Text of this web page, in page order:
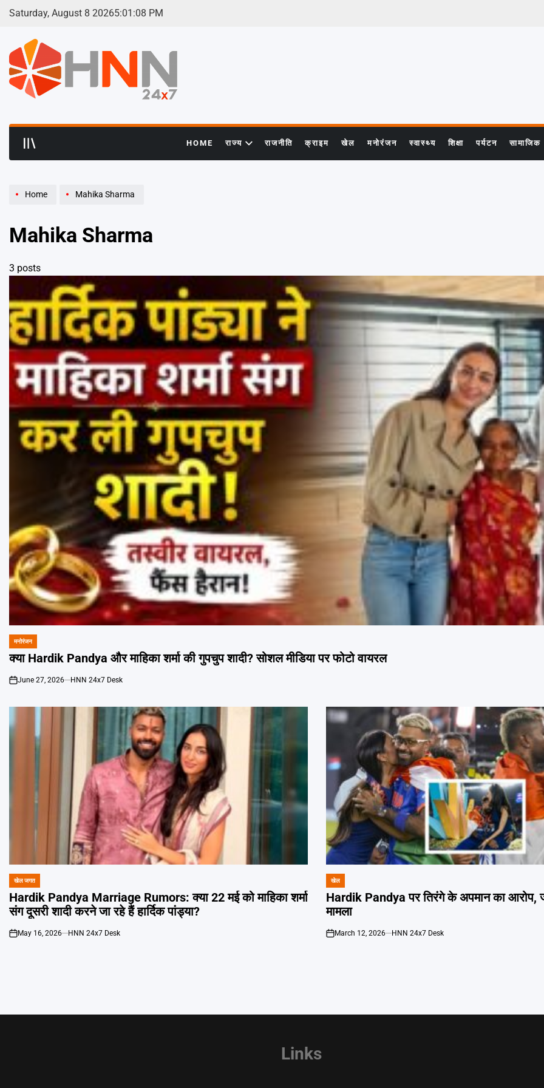
Skip
Saturday, August 8 20265:01 :09 PM
HOME राज्य राजनीति क्राइम खेल मनोरंजन स्वास्थ्य शिक्षा पर्यटन सामाजिक
Home Mahika Sharma
Mahika Sharma
3 posts
POSTED
IN
मनोरंजन
क्या Hardik Pandya और माहिका शर्मा की गुपचुप शादी? सोशल मीडिया पर फोटो वायरल
on
June 27, 2026 HNN 24x7 Desk
POSTED
IN
खेल जगत
Hardik Pandya Marriage Rumors: क्या 22 मई को माहिका शर्मा
संग दूसरी शादी करने जा रहे हैं हार्दिक पांड्या?
on
May 16, 2026 HNN 24x7 Desk
POSTED
IN
खेल
Hardik Pandya पर तिरंगे के अपमान का आरोप,
मामला
on
March 12, 2026 HNN 24x7 Desk
Links